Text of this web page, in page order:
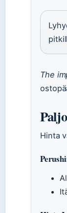
The
Hinta